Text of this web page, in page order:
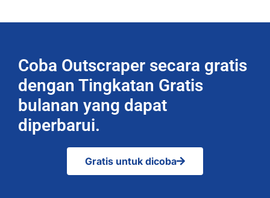
Coba Outscraper secara gratis
dengan Tingkatan Gratis
bulanan yang dapat
diperbarui.
Gratis untuk dicoba